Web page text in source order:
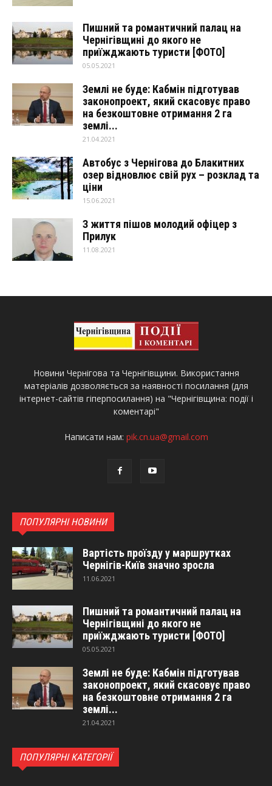
Пишний та романтичний палац на
Чернігівщині до якого не
приїжджають туристи [ФОТО]
05.05.2021
Землі не буде: Кабмін підготував
законопроект, який скасовує право
на безкоштовне отримання 2 га
землі...
21.04.2021
Автобус з Чернігова до Блакитних
озер відновлює свій рух – розклад та
ціни
15.06.2021
З життя пішов молодий офіцер з
Прилук
11.08.2021
Новини Чернігова та Чернігівщини. Використання
матеріалів дозволяється за наявності посилання (для
інтернет-сайтів гіперпосилання) на "Чернігівщина: події і
коментарі"
Написати нам: pik.cn.ua@gmail.com
ПОПУЛЯРНІ НОВИНИ
Вартість проїзду у маршрутках
Чернігів-Київ значно зросла
11.06.2021
Пишний та романтичний палац на
Чернігівщині до якого не
приїжджають туристи [ФОТО]
05.05.2021
Землі не буде: Кабмін підготував
законопроект, який скасовує право
на безкоштовне отримання 2 га
землі...
21.04.2021
ПОПУЛЯРНІ КАТЕГОРІЇ